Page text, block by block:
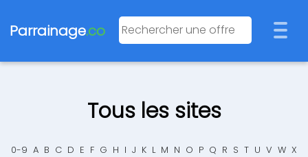
Parrainage.co
Tous les sites
0-9 A B C D E F G H I J K L M N O P Q R S T U V W X